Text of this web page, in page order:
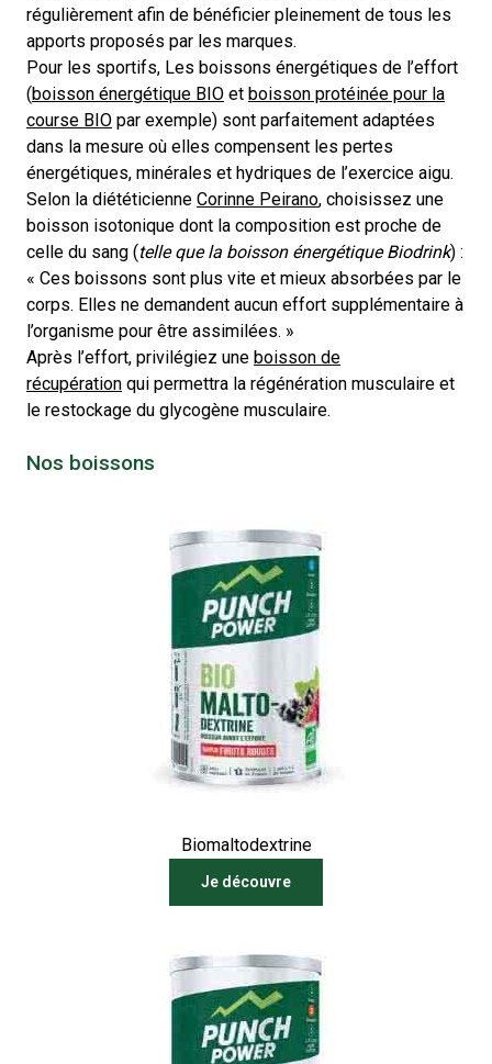
régulièrement afin de bénéficier pleinement de tous les
apports proposés par les marques.
Pour les sportifs, Les boissons énergétiques de l’effort
(boisson énergétique BIO et boisson protéinée pour la
course BIO par exemple) sont parfaitement adaptées
dans la mesure où elles compensent les pertes
énergétiques, minérales et hydriques de l’exercice aigu.
Selon la diététicienne Corinne Peirano, choisissez une
boisson isotonique dont la composition est proche de
celle du sang (telle que la boisson énergétique Biodrink) :
« Ces boissons sont plus vite et mieux absorbées par le
corps. Elles ne demandent aucun effort supplémentaire à
l’organisme pour être assimilées. »
Après l’effort, privilégiez une boisson de
récupération qui permettra la régénération musculaire et
le restockage du glycogène musculaire.
Nos boissons
Biomaltodextrine
Je découvre